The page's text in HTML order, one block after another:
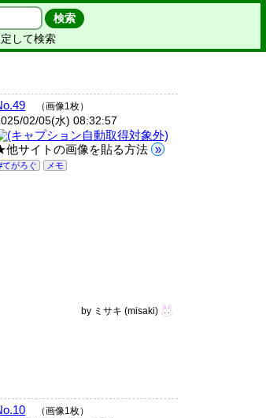
して検索
（画像1枚）
02/05(水) 08:32:57
他サイトの画像を貼る方法 »
てがろぐ メモ
by ミサキ (misaki)
（画像1枚）